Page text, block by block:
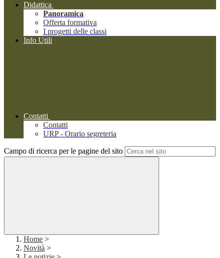
Didattica
Panoramica
Offerta formativa
I progetti delle classi
Info Utili
Contatti
Contatti
URP - Orario segreteria
Campo di ricerca per le pagine del sito
Home >
Novità >